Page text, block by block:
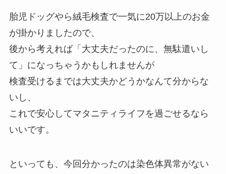
胎児ドッグやら絨毛検査で一気に20万以上のお金
が掛かりましたので、
後から考えれば「大丈夫だったのに、無駄遣いし
て」になっちゃうかもしれませんが
検査受けるまでは大丈夫かどうかなんて分からな
いし、
これで安心してマタニティライフを過ごせるなら
いいです。
といっても、今回分かったのは染色体異常がない